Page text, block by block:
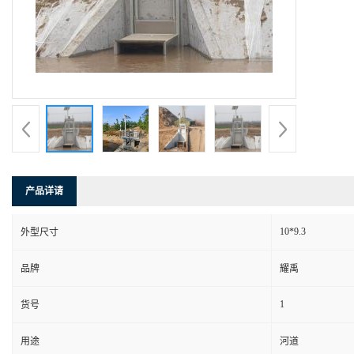
产品详请
外型尺寸 10*9.3
品牌 耀禹
货号 1
用途 河道